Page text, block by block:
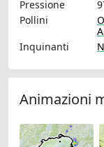
Pressione
Pollini
Inquinanti
Animazioni